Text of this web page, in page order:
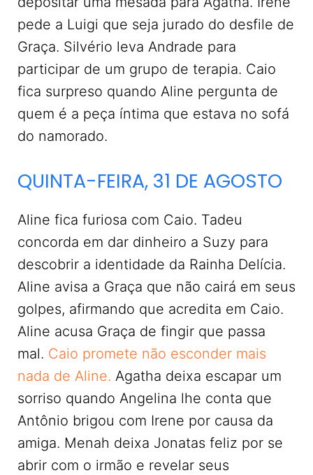
pede a Luigi que seja jurado do desfile de
Graça. Silvério leva Andrade para
participar de um grupo de terapia. Caio
fica surpreso quando Aline pergunta de
quem é a peça íntima que estava no sofá
do namorado.
QUINTA-FEIRA, 31 DE AGOSTO
Aline fica furiosa com Caio. Tadeu
concorda em dar dinheiro a Suzy para
descobrir a identidade da Rainha Delícia.
Aline avisa a Graça que não cairá em seus
golpes, afirmando que acredita em Caio.
Aline acusa Graça de fingir que passa
mal. Caio promete não esconder mais
nada de Aline. Agatha deixa escapar um
sorriso quando Angelina lhe conta que
Antônio brigou com Irene por causa da
amiga. Menah deixa Jonatas feliz por se
abrir com o irmão e revelar seus